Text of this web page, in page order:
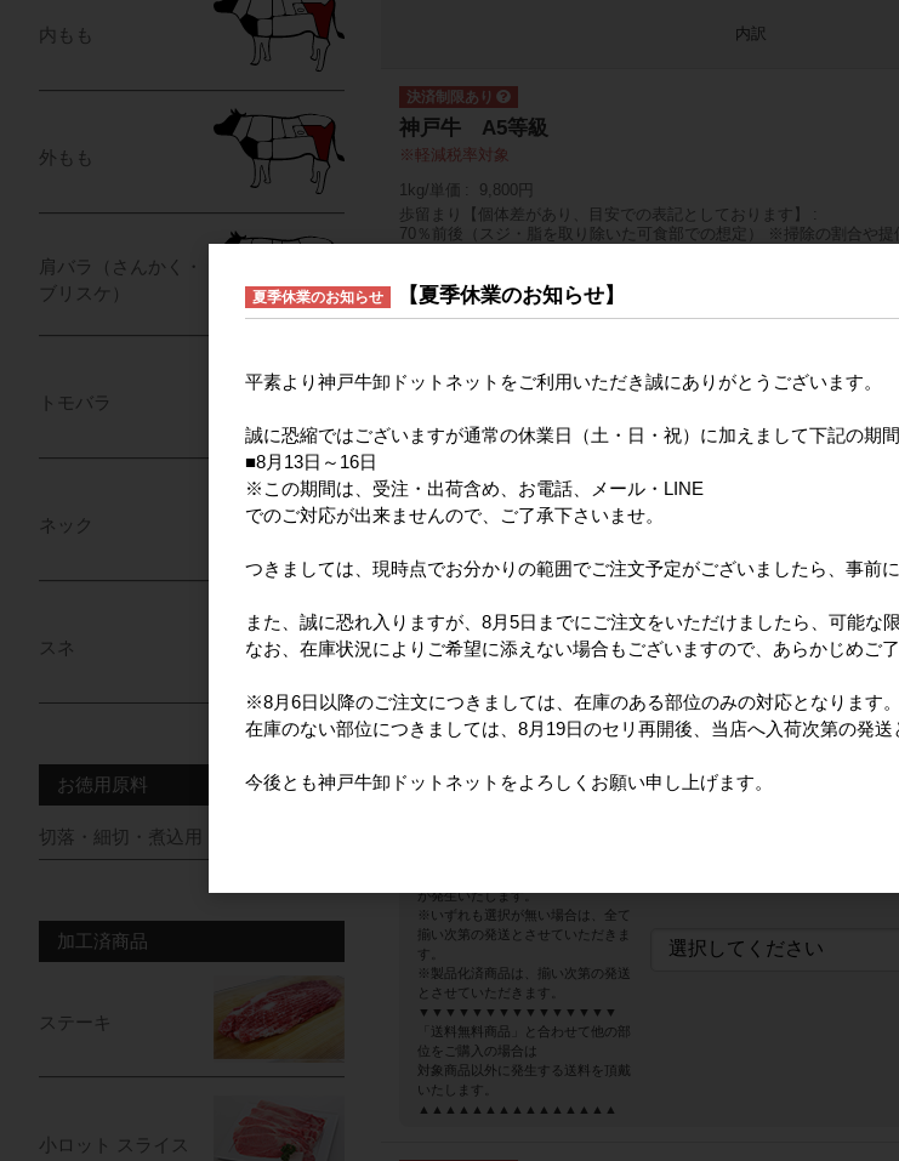
内訳
神戸牛 A5等級
軽減税率対象
1kg/単価
9,800円
歩留まり【個体差があり、目安での表記としております】
70％前後（スジ・脂を取り除いた可食部での想定） ※掃除の割合や提
【配送についての確認事項】
別途送料を頂戴いたしますが「冷凍・冷蔵別便」も承ります。
※チェックがない場合は「冷凍」に合わせ出荷となりますのでご了承
追加オプション
配送日・配送時間はご指定いた
【配送サイズ】
確認した
配送方法
配送をお分けすることも可能です。
※梱包分の送料は発生いたします。
※【送料無料商品（冷凍のみ）】と
冷凍・冷蔵別便
複数商品のご購入時
が発生いたします。
※いずれも選択が無い場合は、全て
揃い次第の発送とさせていただきま
す。
※製品化済商品は、揃い次第の発送
とさせていただきます。
▼▼▼▼▼▼▼▼▼▼▼▼▼▼▼
「送料無料商品」と合わせて他の部
位をご購入の場合は
対象商品以外に発生する送料を頂戴
いたします。
▲▲▲▲▲▲▲▲▲▲▲▲▲▲▲
内もも
外もも
肩バラ（さんかく・
ブリスケ）
トモバラ
ネック
スネ
お徳用原料
切落・細切・煮込用・牛脂
加工済商品
ステーキ
小ロット スライス
夏季休業のお知らせ 【夏季休業のお知らせ】
平素より神戸牛卸ドットネットをご利用いただき誠にありがとうございます。
誠に恐縮ではございますが通常の休業日（土・日・祝）に加えまして下記の期
■8月13日～16日
※この期間は、受注・出荷含め、お電話、メール・LINE
でのご対応が出来ませんので、ご了承下さいませ。
つきましては、現時点でお分かりの範囲でご注文予定がございましたら、事前
また、誠に恐れ入りますが、8月5日までにご注文をいただけましたら、可能な
なお、在庫状況によりご希望に添えない場合もございますので、あらかじめご了
※8月6日以降のご注文につきましては、在庫のある部位のみの対応となります。
在庫のない部位につきましては、8月19日のセリ再開後、当店へ入荷次第の発送
今後とも神戸牛卸ドットネットをよろしくお願い申し上げます。